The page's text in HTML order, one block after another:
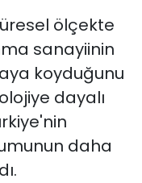
ölçekte
sanayiinin
koyduğunu
dayalı
daha